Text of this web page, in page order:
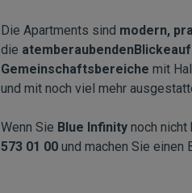
Die Apartments sind modern,
die
Gemeinschaftsbereiche mit
und mit noch viel mehr
Wenn Sie Blue Infinity noch
573 01 00 und machen Sie einen